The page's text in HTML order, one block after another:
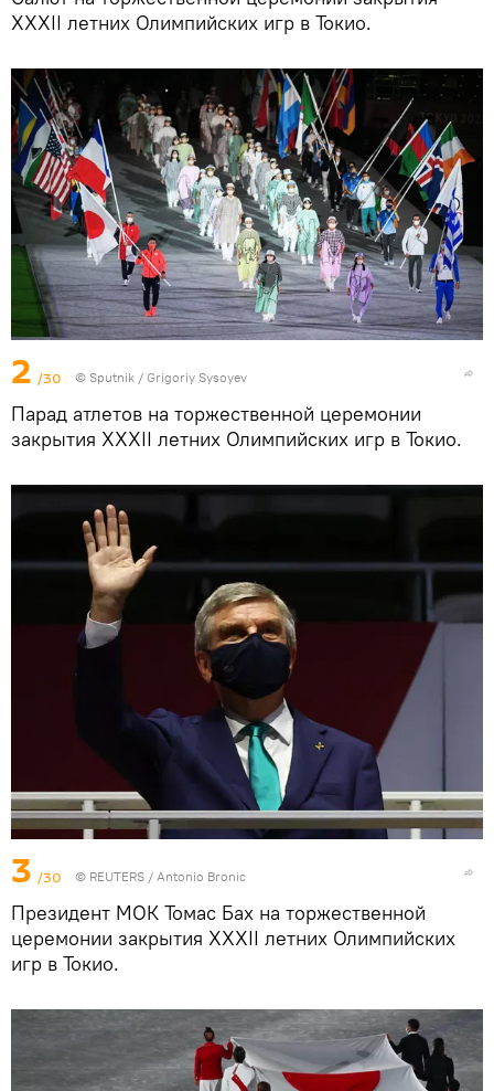
XXXII летних Олимпийских игр в Токио.
2 /30 © Sputnik / Grigoriy Sysoyev
Парад атлетов на торжественной церемонии
закрытия XXXII летних Олимпийских игр в Токио.
3 /30 © REUTERS / Antonio Bronic
Президент МОК Томас Бах на торжественной
церемонии закрытия XXXII летних Олимпийских
игр в Токио.